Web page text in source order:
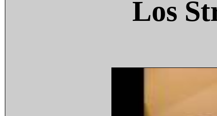
Los